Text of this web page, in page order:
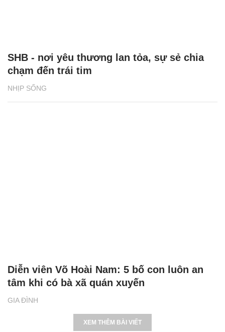
NHỊP SỐNG
SHB - nơi yêu thương lan tỏa, sự sẻ chia
chạm đến trái tim
GIA ĐÌNH
Diễn viên Võ Hoài Nam: 5 bố con luôn an
tâm khi có bà xã quán xuyến
XEM THÊM BÀI VIẾT